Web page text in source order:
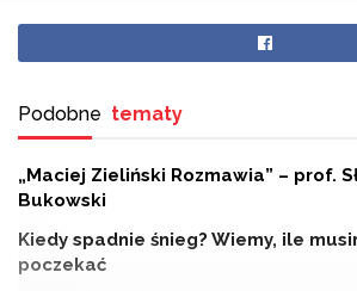
Podobne tematy
„Maciej Zieliński Rozmawia” – prof.
Bukowski
Kiedy spadnie śnieg? Wiemy, ile
poczekać